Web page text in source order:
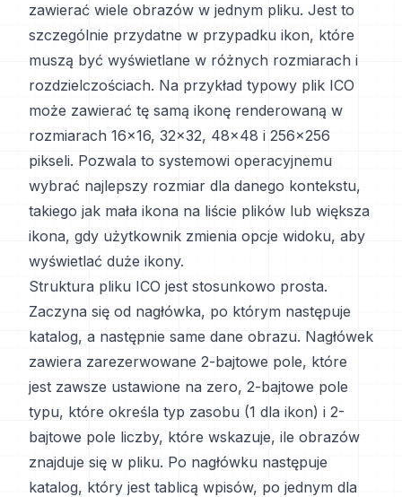
zawierać wiele obrazów w jednym pliku. Jest to
szczególnie przydatne w przypadku ikon, które
muszą być wyświetlane w różnych rozmiarach i
rozdzielczościach. Na przykład typowy plik ICO
może zawierać tę samą ikonę renderowaną w
rozmiarach 16x16, 32x32, 48x48 i 256x256
pikseli. Pozwala to systemowi operacyjnemu
wybrać najlepszy rozmiar dla danego kontekstu,
takiego jak mała ikona na liście plików lub większa
ikona, gdy użytkownik zmienia opcje widoku, aby
wyświetlać duże ikony.
Struktura pliku ICO jest stosunkowo prosta.
Zaczyna się od nagłówka, po którym następuje
katalog, a następnie same dane obrazu. Nagłówek
zawiera zarezerwowane 2-bajtowe pole, które
jest zawsze ustawione na zero, 2-bajtowe pole
typu, które określa typ zasobu (1 dla ikon) i 2-
bajtowe pole liczby, które wskazuje, ile obrazów
znajduje się w pliku. Po nagłówku następuje
katalog, który jest tablicą wpisów, po jednym dla